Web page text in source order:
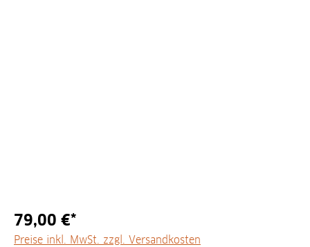
79,00 €*
Preise inkl. MwSt. zzgl. Versandkosten